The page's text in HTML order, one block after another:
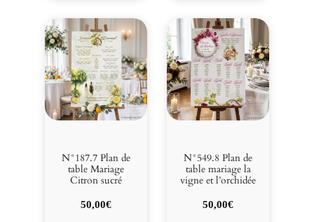
N°187.7 Plan de
table Mariage
Citron sucré
50,00€
N°549.8 Plan de
table mariage la
vigne et l’orchidée
50,00€